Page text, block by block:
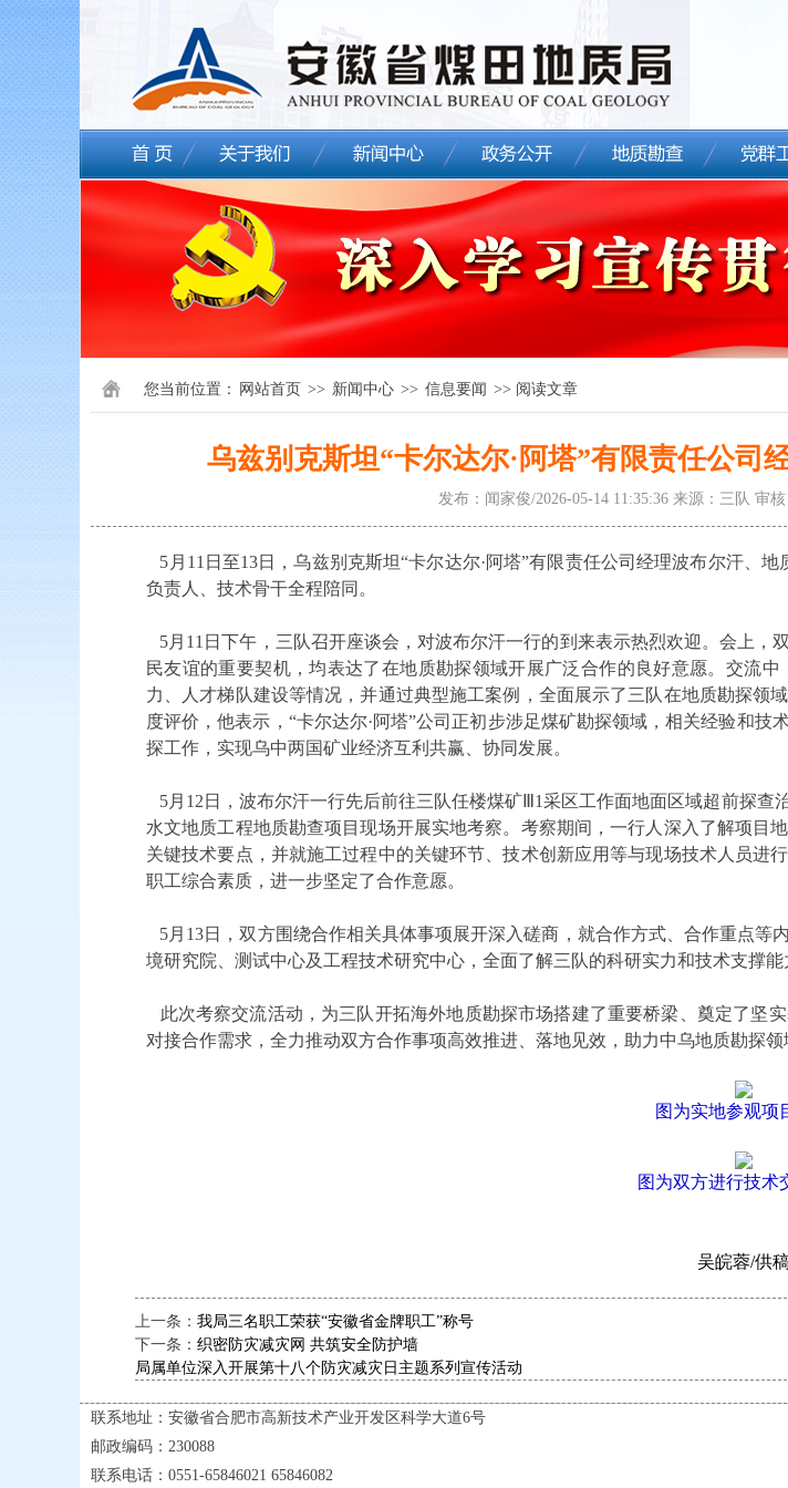
您当前位置： 网站首页 >> 新闻中心 >> 信息要闻 >> 阅读文章
乌兹别克斯坦“卡尔达尔·阿塔”有限责任公司
发布：闻家俊/2026-05-14 11:35:36 来源：三队 审
5月11日至13日，乌兹别克斯坦“卡尔达尔·阿塔”有限责任公司经理波布尔汗、
负责人、技术骨干全程陪同。
5月11日下午，三队召开座谈会，对波布尔汗一行的到来表示热烈欢迎。会上，
民友谊的重要契机，均表达了在地质勘探领域开展广泛合作的良好意愿。交流
力、人才梯队建设等情况，并通过典型施工案例，全面展示了三队在地质勘探领
度评价，他表示，“卡尔达尔·阿塔”公司正初步涉足煤矿勘探领域，相关经验和
探工作，实现乌中两国矿业经济互利共赢、协同发展。
5月12日，波布尔汗一行先后前往三队任楼煤矿Ⅲ1采区工作面地面区域超前探
水文地质工程地质勘查项目现场开展实地考察。考察期间，一行人深入了解项目
关键技术要点，并就施工过程中的关键环节、技术创新应用等与现场技术人员进
职工综合素质，进一步坚定了合作意愿。
5月13日，双方围绕合作相关具体事项展开深入磋商，就合作方式、合作重点
境研究院、测试中心及工程技术研究中心，全面了解三队的科研实力和技术支撑能
此次考察交流活动，为三队开拓海外地质勘探市场搭建了重要桥梁、奠定了坚
对接合作需求，全力推动双方合作事项高效推进、落地见效，助力中乌地质勘探领
图为实地参观项
图为双方进行技术
吴皖蓉/供
上一条： 我局三名职工荣获“安徽省金牌职工”称号
下一条： 织密防灾减灾网 共筑安全防护墙
局属单位深入开展第十八个防灾减灾日主题系列宣传活动
联系地址：安徽省合肥市高新技术产业开发区科学大道6号
邮政编码：230088
联系电话：0551-65846021 65846082